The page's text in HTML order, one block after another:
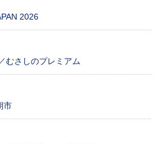
2026
むさしのプレミアム
市